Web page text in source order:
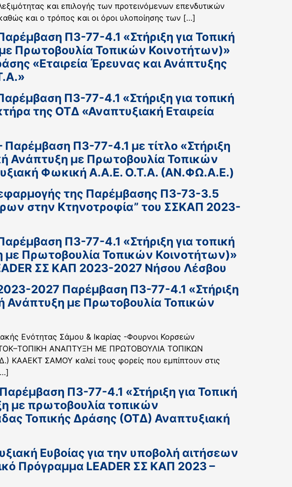
και επιλογής των προτεινόμενων επενδυτικών
και ο τρόπος και οι όροι υλοποίησης των […]
Π3-77-4.1 «Στήριξη για Τοπική
Πρωτοβουλία Τοπικών Κοινοτήτων)»
«Εταιρεία Έρευνας και Ανάπτυξης
Π3-77-4.1 «Στήριξη για τοπική
της ΟΤΔ «Αναπτυξιακή Εταιρεία
Π3-77-4.1 με τίτλο «Στήριξη
Ανάπτυξη με Πρωτοβουλία Τοπικών
Φωκική Α.Α.Ε. Ο.Τ.Α. (ΑΝ.ΦΩ.Α.Ε.)
της Παρέμβασης Π3-73-3.5
στην Κτηνοτροφία” του ΣΣΚΑΠ 2023-
Π3-77-4.1 «Στήριξη για τοπική
με Πρωτοβουλία Τοπικών Κοινοτήτων)»
ΣΣ ΚΑΠ 2023-2027 Νήσου Λέσβου
2027 Παρέμβαση Π3-77-4.1 «Στήριξη
Ανάπτυξη με Πρωτοβουλία Τοπικών
Ενότητας Σάμου & Ικαρίας -Φουρνοι Κορσεών
ΑΝΑΠΤΥΞΗ ΜΕ ΠΡΩΤΟΒΟΥΛΙΑ ΤΟΠΙΚΩΝ
ΣΑΜΟΥ καλεί τους φορείς που εμπίπτουν στις
Π3-77-4.1 «Στήριξη για Τοπική
με πρωτοβουλία τοπικών
Τοπικής Δράσης (ΟΤΔ) Αναπτυξιακή
Ευβοίας για την υποβολή αιτήσεων
Πρόγραμμα LEADER ΣΣ ΚΑΠ 2023 –